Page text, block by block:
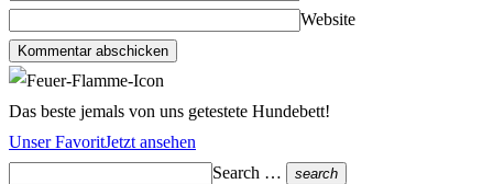
Website
Kommentar abschicken
Das beste jemals von uns getestete Hundebett!
Unser FavoritJetzt ansehen
Search …
search